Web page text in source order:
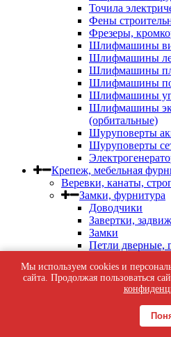
Точила
Фены
Фрезеры,
Шлифмашины
Шлифмашины
Шлифмашины
Шлифмашины
Шлифмашины
Шлифмашины
(орбитальные)
Шуруповерты
Шуруповерты
Крепеж, мебельная
Веревки, канаты,
Замки, фурнитура
Доводчики
Завертки,
Замки
Петли дверные,
Фурнитура
Фурнитура
Фурнитура
Ящики почтовые
Мы используем cookies и
сайта. Продолжая пользоваться